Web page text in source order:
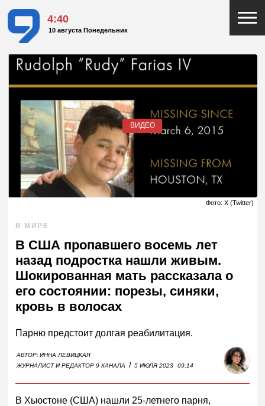
4:40
10 августа Понедельник
ВИДЕО
Фото: X (Twitter)
В МИРЕ
В США пропавшего восемь лет
назад подростка нашли живым.
Шокированная мать рассказала о
его состоянии: порезы, синяки,
кровь в волосах
Парню предстоит долгая реабилитация.
АВТОР:ИННА ЛЕВИЦКАЯ
ЖУРНАЛИСТ И РЕДАКТОР 9 КАНАЛА
I 5 ИЮЛЯ 2023 09:14
В Хьюстоне (США) нашли 25-летнего парня,